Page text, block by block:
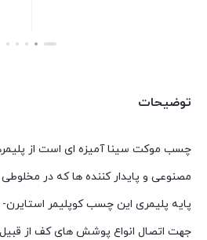
بستن
توضیحات
چسب موكت سینا آمیزه ای است از
مصنوعی و پایدار كننده ها كه در
پایه پلیمری این چسب كوپلیمر استایرن-
جهت اتصال انواع پوشش های كف از